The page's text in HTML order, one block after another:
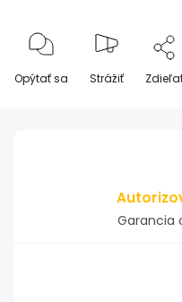
Opýtať sa Strážiť
Garancia